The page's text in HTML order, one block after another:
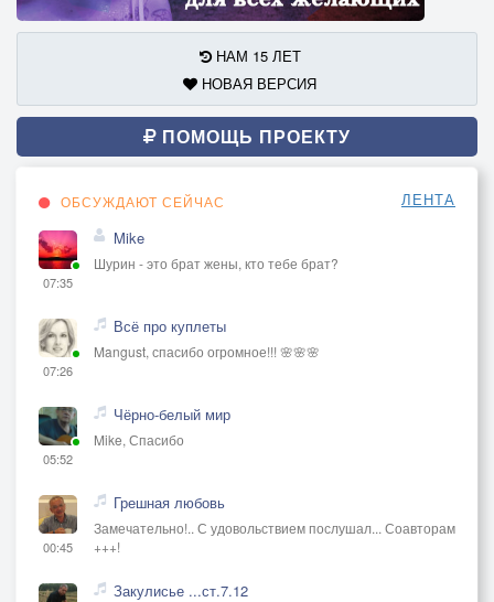
НАМ 15 ЛЕТ
НОВАЯ ВЕРСИЯ
ПОМОЩЬ ПРОЕКТУ
ОБСУЖДАЮТ СЕЙЧАС ЛЕНТА
07:35
Mike
Шурин - это брат жены, кто тебе брат?
07:26
Всё про куплеты
Mangust, спасибо огромное!!! 🌸🌸🌸
05:52
Чёрно-белый мир
Mike, Спасибо
00:45
Грешная любовь
Замечательно!.. С удовольствием послушал... Соавторам
+++!
Закулисье ...ст.7.12